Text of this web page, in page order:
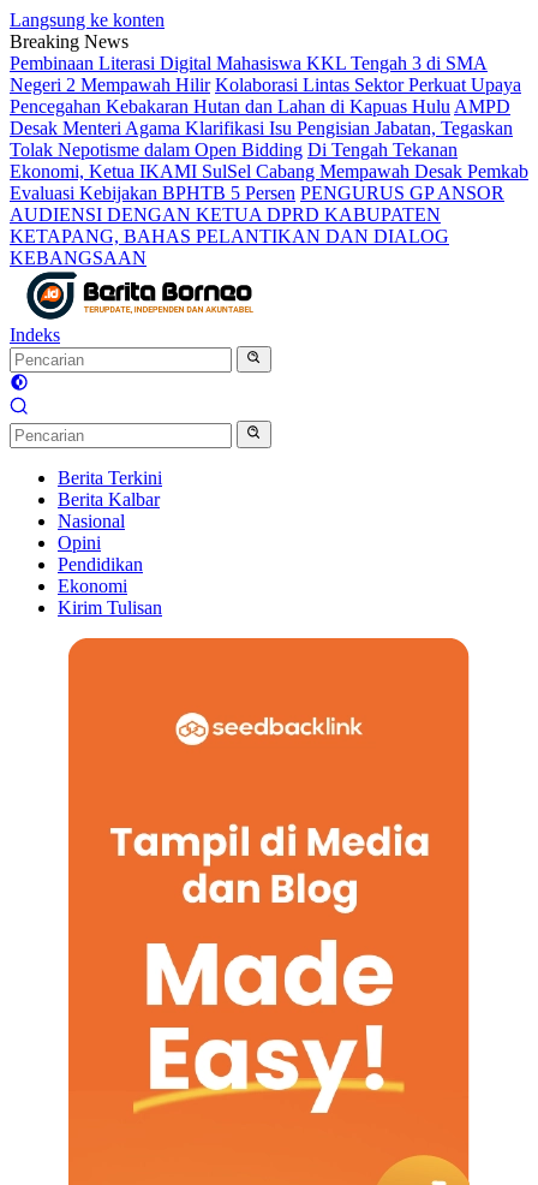
Langsung ke konten
Breaking News
Pembinaan Literasi Digital Mahasiswa KKL Tengah 3 di SMA
Negeri 2 Mempawah Hilir Kolaborasi Lintas Sektor Perkuat Upaya
Pencegahan Kebakaran Hutan dan Lahan di Kapuas Hulu AMPD
Desak Menteri Agama Klarifikasi Isu Pengisian Jabatan, Tegaskan
Tolak Nepotisme dalam Open Bidding Di Tengah Tekanan
Ekonomi, Ketua IKAMI SulSel Cabang Mempawah Desak Pemkab
Evaluasi Kebijakan BPHTB 5 Persen PENGURUS GP ANSOR
AUDIENSI DENGAN KETUA DPRD KABUPATEN
KETAPANG, BAHAS PELANTIKAN DAN DIALOG
KEBANGSAAN
Indeks
Berita Terkini
Berita Kalbar
Nasional
Opini
Pendidikan
Ekonomi
Kirim Tulisan